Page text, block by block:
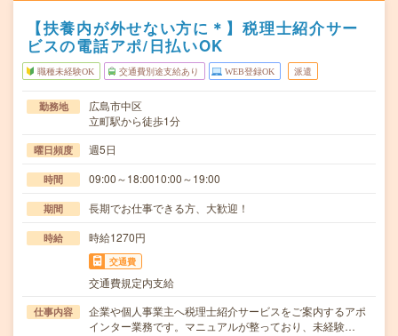
【扶養内が外せない方に＊】税理士紹介サー
ビスの電話アポ/日払いOK
職種未経験OK 交通費別途支給あり WEB登録OK 派遣
勤務地
広島市中区
立町駅から徒歩1分
曜日頻度 週5日
時間 09:00～18:0010:00～19:00
期間 長期でお仕事できる方、大歓迎！
時給 時給1270円
交通費
交通費規定内支給
仕事内容
企業や個人事業主へ税理士紹介サービスをご案内するアポ
インター業務です。マニュアルが整っており、未経験…